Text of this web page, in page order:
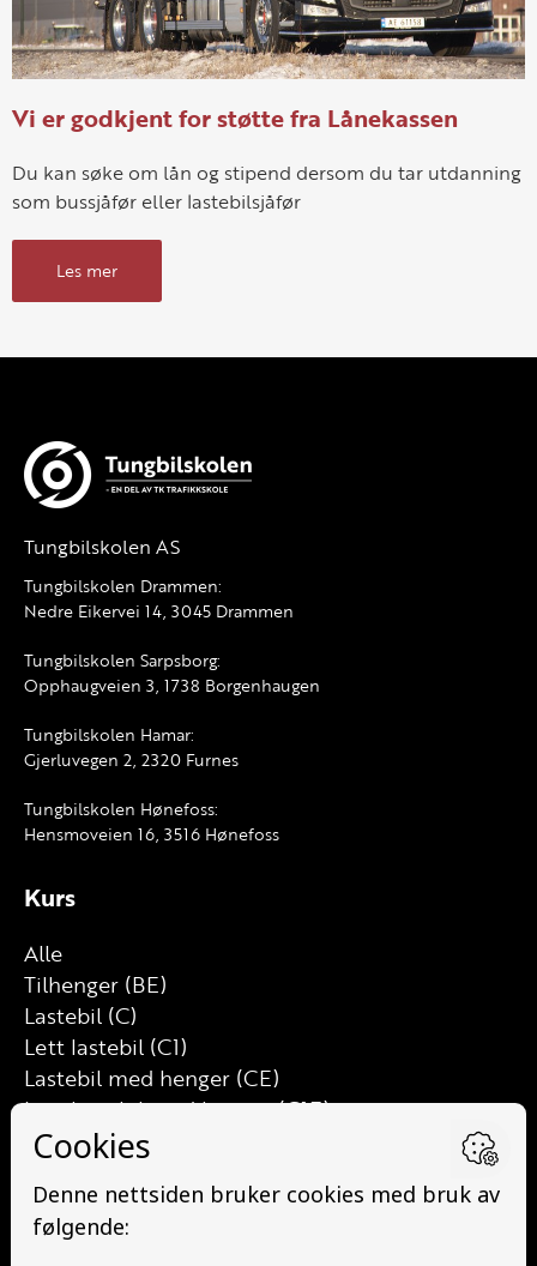
Vi er godkjent for støtte fra Lånekassen
Du kan søke om lån og stipend dersom du tar utdanning
som bussjåfør eller lastebilsjåfør
Les mer
Tungbilskolen AS
Tungbilskolen Drammen:
Nedre Eikervei 14, 3045 Drammen
Tungbilskolen Sarpsborg:
Opphaugveien 3, 1738 Borgenhaugen
Tungbilskolen Hamar:
Gjerluvegen 2, 2320 Furnes
Tungbilskolen Hønefoss:
Hensmoveien 16, 3516 Hønefoss
Kurs
Alle
Tilhenger (BE)
Lastebil (C)
Lett lastebil (C1)
Lastebil med henger (CE)
Lett lastebil med henger (C1E)
Buss (D)
Minibuss (D1)
Minibuss med henger (D1E)